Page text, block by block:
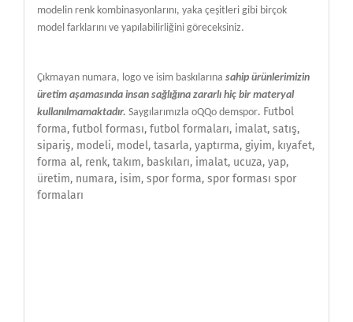
modelin renk kombinasyonlarını, yaka çeşitleri gibi birçok
model farklarını ve yapılabilirliğini göreceksiniz.
Çıkmayan numara, logo ve isim baskılarına sahip ürünlerimizin
üretim aşamasında insan sağlığına zararlı hiç bir materyal
kullanılmamaktadır. Saygılarımızla oQQo demspor. Futbol
forma, futbol forması, futbol formaları, imalat, satış,
sipariş, modeli, model, tasarla, yaptırma, giyim, kıyafet,
forma al, renk, takım, baskıları, imalat, ucuza, yap,
üretim, numara, isim, spor forma, spor forması spor
formaları